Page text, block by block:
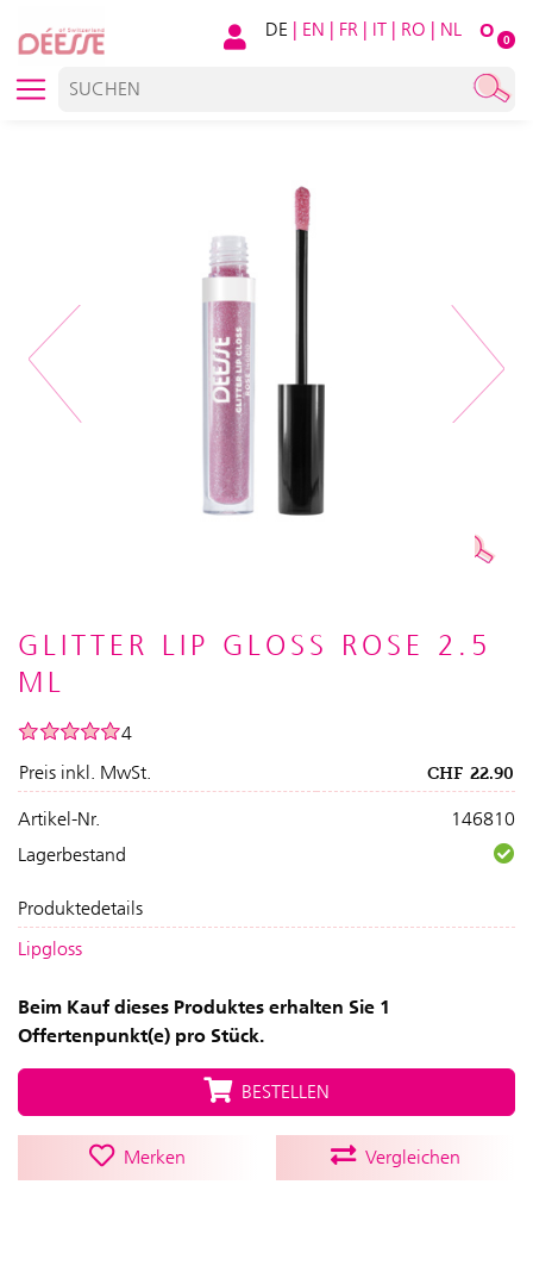
O 0
DE | EN | FR | IT | RO | NL
Next
GLITTER LIP GLOSS ROSE 2.5
ML
4
Preis inkl. MwSt.
CHF 22.90
Artikel-Nr.
146810
Lagerbestand
Produktedetails
Lipgloss
Beim Kauf dieses Produktes erhalten Sie 1
Offertenpunkt(e) pro Stück.
BESTELLEN
Merken Vergleichen